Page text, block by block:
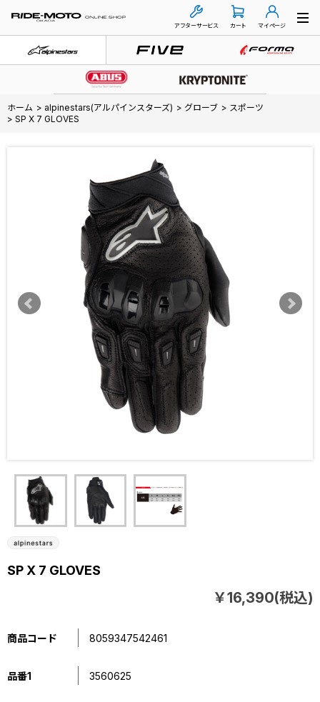
アフターサービス カート マイページ
ホーム > alpinestars(アルパインスターズ) > グローブ > スポーツ
> SP X 7 GLOVES
SP X 7 GLOVES
￥16,390(税込)
商品コード 8059347542461
品番1 3560625